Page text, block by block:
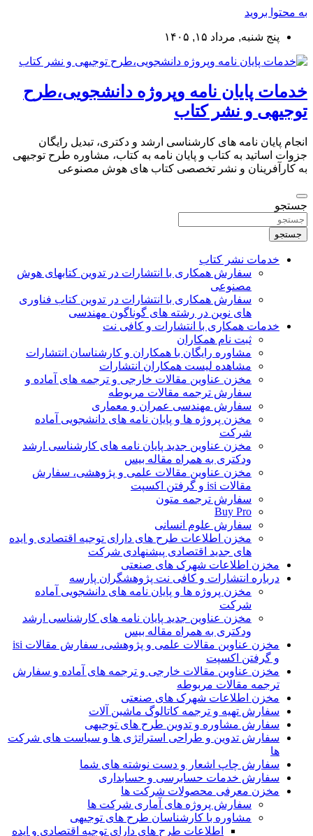
به محتوا بروید
پنج شنبه, مرداد ۱۵, ۱۴۰۵
خدمات پایان نامه وپروژه دانشجویی،طرح
توجیهی و نشر کتاب
انجام پایان نامه های کارشناسی ارشد و دکتری، تبدیل رایگان
جزوات اساتید به کتاب و پایان نامه به کتاب، مشاوره طرح توجیهی
به کارآفرینان و نشر تخصصی کتاب های هوش مصنوعی
جستجو
جستجو
خدمات نشر کتاب
سفارش همکاری با انتشارات در تدوین کتابهای هوش
مصنوعی
سفارش همکاری با انتشارات در تدوین کتاب فناوری
های نوین در رشته های گوناگون مهندسی
خدمات همکاری با انتشارات و کافی نت
ثبت نام همکاران
مشاوره رایگان با همکاران و کارشناسان انتشارات
مشاهده لیست همکاران انتشارات
مخزن عناوین مقالات خارجی و ترجمه های آماده و
سفارش ترجمه مقالات مربوطه
سفارش مهندسی عمران و معماری
مخزن پروژه ها و پایان نامه های دانشجویی آماده
شرکت
مخزن عناوین جدید پایان نامه های کارشناسی ارشد
ودکتری به همراه مقاله بیس
مخزن عناوین مقالات علمی و پژوهشی، سفارش
مقالات isi و گرفتن اکسپت
سفارش ترجمه متون
Buy Pro
سفارش علوم انسانی
مخزن اطلاعات طرح های دارای توجیه اقتصادی و ایده
های جدید اقتصادی پیشنهادی شرکت
مخزن اطلاعات شهرک های صنعتی
درباره انتشارات و کافی نت پژوهشگران پارسه
مخزن پروژه ها و پایان نامه های دانشجویی آماده
شرکت
مخزن عناوین جدید پایان نامه های کارشناسی ارشد
ودکتری به همراه مقاله بیس
مخزن عناوین مقالات علمی و پژوهشی، سفارش مقالات isi
و گرفتن اکسپت
مخزن عناوین مقالات خارجی و ترجمه های آماده و سفارش
ترجمه مقالات مربوطه
مخزن اطلاعات شهرک های صنعتی
سفارش تهیه و ترجمه کاتالوگ ماشین آلات
سفارش مشاوره و تدوین طرح های توجیهی
سفارش تدوین و طراحی استراتژی ها و سیاست های شرکت
ها
سفارش چاپ اشعار و دست نوشته های شما
سفارش خدمات حسابرسی و حسابداری
مخزن معرفی محصولات شرکت ها
سفارش پروژه های آماری شرکت ها
مشاوره با کارشناسان طرح های توجیهی
اطلاعات طرح های دارای توجیه اقتصادی و ایده